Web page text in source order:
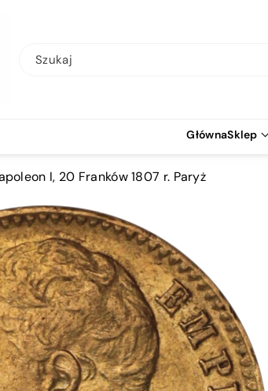
Szukaj
GłównaSklep
I, 20 Franków 1807 r. Paryż